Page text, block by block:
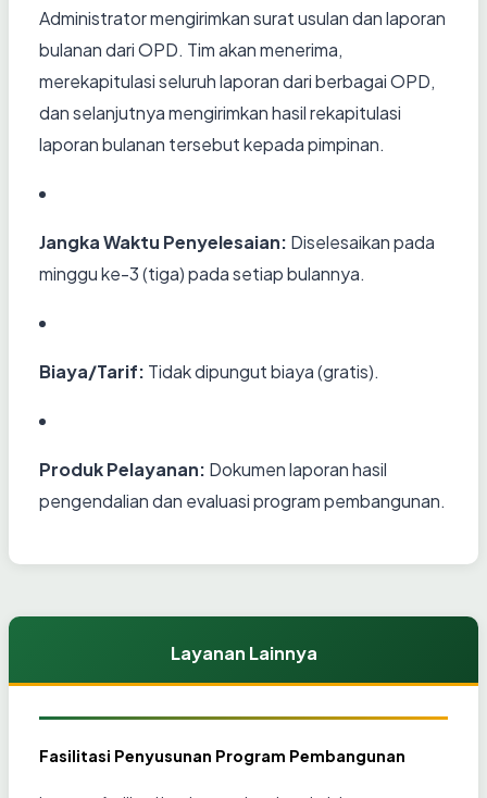
Administrator mengirimkan surat usulan dan laporan
bulanan dari OPD. Tim akan menerima,
merekapitulasi seluruh laporan dari berbagai OPD,
dan selanjutnya mengirimkan hasil rekapitulasi
laporan bulanan tersebut kepada pimpinan.
Jangka Waktu Penyelesaian: Diselesaikan pada
minggu ke-3 (tiga) pada setiap bulannya.
Biaya/Tarif: Tidak dipungut biaya (gratis).
Produk Pelayanan: Dokumen laporan hasil
pengendalian dan evaluasi program pembangunan.
Layanan Lainnya
Fasilitasi Penyusunan Program Pembangunan